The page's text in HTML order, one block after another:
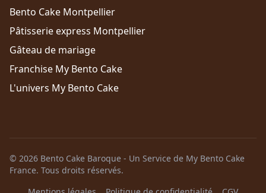
Bento Cake Montpellier
Pâtisserie express Montpellier
Gâteau de mariage
Franchise My Bento Cake
L'univers My Bento Cake
© 2026 Bento Cake Baroque - Un Service de My Bento Cake
France. Tous droits réservés.